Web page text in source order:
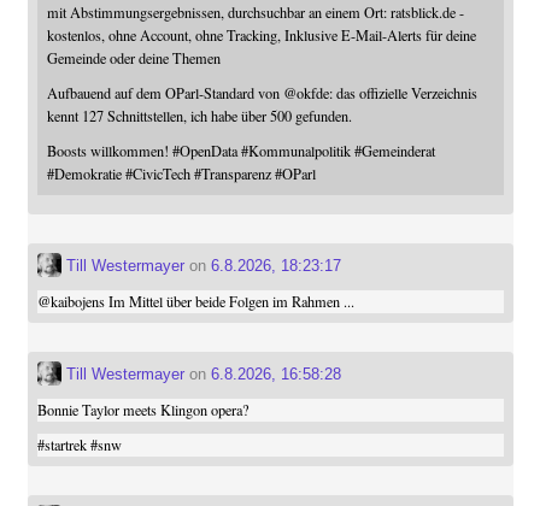
mit Abstimmungsergebnissen, durchsuchbar an einem Ort: ratsblick.de -
kostenlos, ohne Account, ohne Tracking, Inklusive E-Mail-Alerts für deine
Gemeinde oder deine Themen
Aufbauend auf dem OParl-Standard von @okfde: das offizielle Verzeichnis
kennt 127 Schnittstellen, ich habe über 500 gefunden.
Boosts willkommen! #OpenData #Kommunalpolitik #Gemeinderat
#Demokratie #CivicTech #Transparenz #OParl
Till Westermayeron 6.8.2026, 18:23:17
@kaibojensIm Mittel über beide Folgen im Rahmen ...
Till Westermayeron 6.8.2026, 16:58:28
Bonnie Taylor meets Klingon opera?
#startrek #snw